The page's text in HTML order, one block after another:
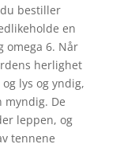
bestiller
en
omega 6. Når
herlighet
lys og yndig,
De
leppen, og
tennene